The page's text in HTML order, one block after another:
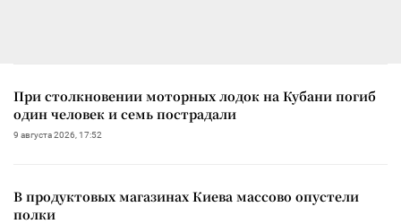
При столкновении моторных лодок на Кубани погиб
один человек и семь пострадали
9 августа 2026, 17:52
В продуктовых магазинах Киева массово опустели
полки